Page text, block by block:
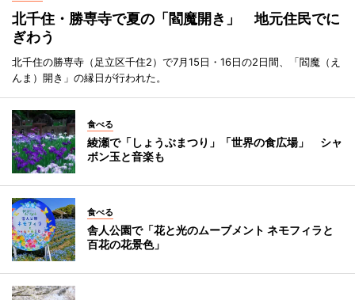
北千住・勝専寺で夏の「閻魔開き」 地元住民でに
ぎわう
北千住の勝専寺（足立区千住2）で7月15日・16日の2日間、「閻魔（え
んま）開き」の縁日が行われた。
食べる
綾瀬で「しょうぶまつり」「世界の食広場」 シャ
ボン玉と音楽も
食べる
舎人公園で「花と光のムーブメント ネモフィラと
百花の花景色」